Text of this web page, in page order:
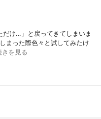
だけ…」と戻ってきてしまいま
まった際色々と試してみたけ
きを見る